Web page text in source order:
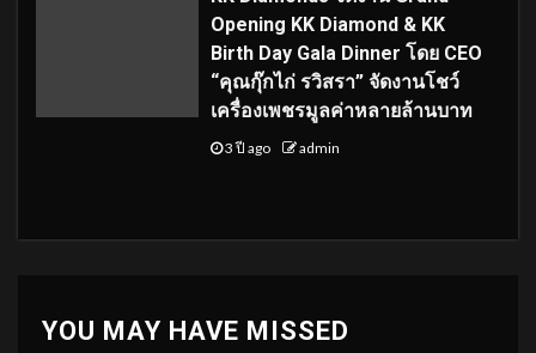
Opening KK Diamond & KK
Birth Day Gala Dinner โดย CEO
“คุณกุ๊กไก่ รวิสรา” จัดงานโชว์
เครื่องเพชรมูลค่าหลายล้านบาท
3 ปี ago admin
YOU MAY HAVE MISSED